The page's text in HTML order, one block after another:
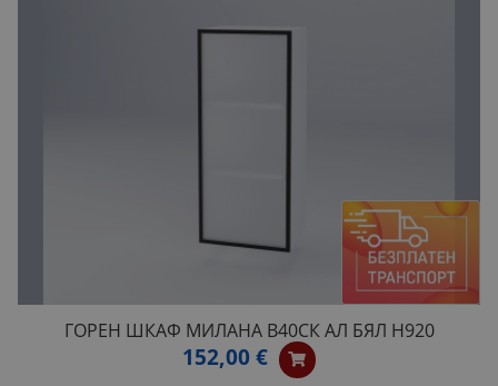
ГОРЕН ШКАФ МИЛАНА B40СК АЛ БЯЛ H920
152,00 €